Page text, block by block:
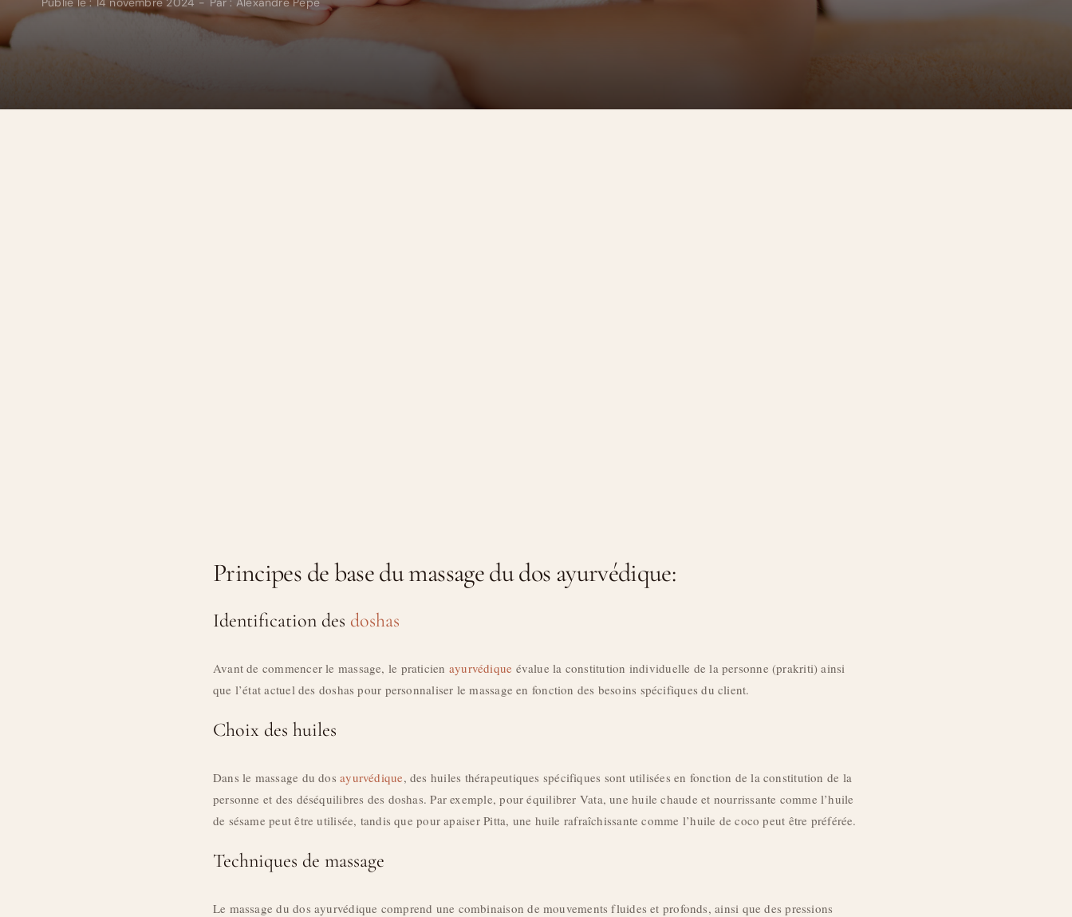
Principes de base du massage du dos ayurvédique:
Identification des doshas
Avant de commencer le massage, le praticien ayurvédique évalue la constitution individuelle de la personne (prakriti) ainsi
que l’état actuel des doshas pour personnaliser le massage en fonction des besoins spécifiques du client.
Choix des huiles
Dans le massage du dosayurvédique, des huiles thérapeutiques spécifiques sont utilisées en fonction de la constitution de la
personne et des déséquilibres des doshas. Par exemple, pour équilibrer Vata, une huile chaude et nourrissante comme l’huile
de sésame peut être utilisée, tandis que pour apaiser Pitta, une huile rafraîchissante comme l’huile de coco peut être préférée.
Techniques de massage
Le massage du dos ayurvédique comprend une combinaison de mouvements fluides et profonds, ainsi que des pressions